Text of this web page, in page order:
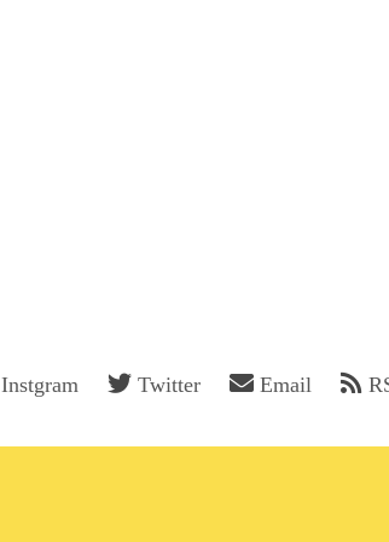
Instgram Twitter Email